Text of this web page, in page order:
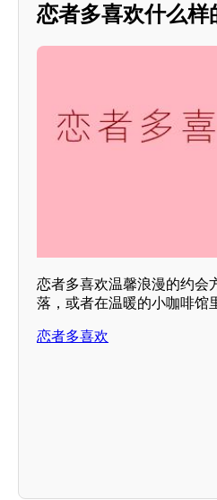
恋者多喜欢什么样
恋者多喜欢温馨浪漫的约会
落，或者在温暖的小咖啡馆
恋者多喜欢